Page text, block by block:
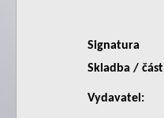
Signatura
Skladba / část
Vydavatel: